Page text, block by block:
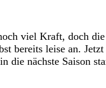
viel Kraft, doch
bereits leise an. Jetzt
die nächste Saison